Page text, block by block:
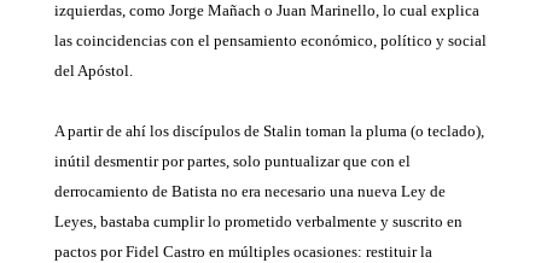
izquierdas, como Jorge Mañach o Juan Marinello, lo cual explica
las coincidencias con el pensamiento económico, político y social
del Apóstol.
A partir de ahí los discípulos de Stalin toman la pluma (o teclado),
inútil desmentir por partes, solo puntualizar que con el
derrocamiento de Batista no era necesario una nueva Ley de
Leyes, bastaba cumplir lo prometido verbalmente y suscrito en
pactos por Fidel Castro en múltiples ocasiones: restituir la